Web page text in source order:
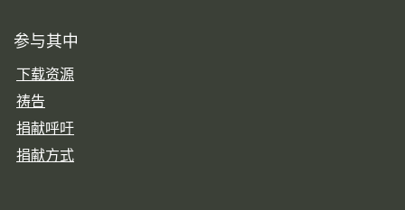
参与其中
下载资源
祷告
捐献呼吁
捐献方式